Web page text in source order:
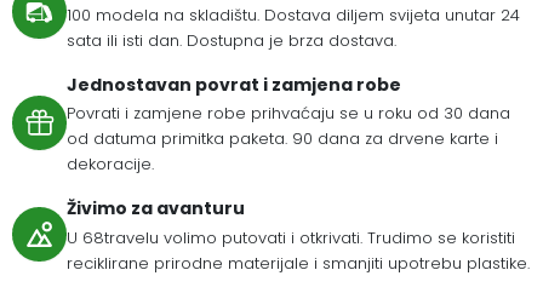
100 modela na skladištu. Dostava diljem svijeta unutar 24
sata ili isti dan. Dostupna je brza dostava.
Jednostavan povrat i zamjena robe
Povrati i zamjene robe prihvaćaju se u roku od 30 dana
od datuma primitka paketa. 90 dana za drvene karte i
dekoracije.
Živimo za avanturu
U 68travelu volimo putovati i otkrivati. Trudimo se koristiti
reciklirane prirodne materijale i smanjiti upotrebu plastike.